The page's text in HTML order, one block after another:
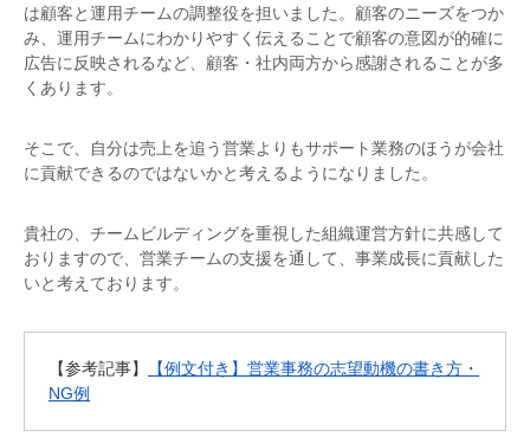
は顧客と運用チームの調整役を担いました。顧客のニーズをつか
み、運用チームにわかりやすく伝えることで顧客の意図が的確に
広告に反映されるなど、顧客・社内両方から感謝されることが多
くあります。
そこで、自分は売上を追う営業よりもサポート業務のほうが会社
に貢献できるのではないかと考えるようになりました。
貴社の、チームビルディングを重視した組織運営方針に共感して
おりますので、営業チームの支援を通して、事業成長に貢献した
いと考えております。
【参考記事】
【例文付き】営業事務の志望動機の書き方・
NG例